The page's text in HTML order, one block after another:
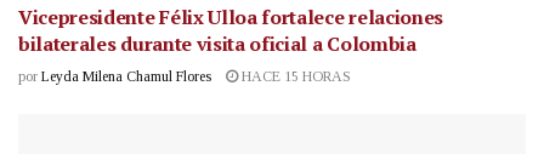
Vicepresidente Félix Ulloa fortalece relaciones
bilaterales durante visita oficial a Colombia
por Leyda Milena Chamul Flores HACE 15 HORAS